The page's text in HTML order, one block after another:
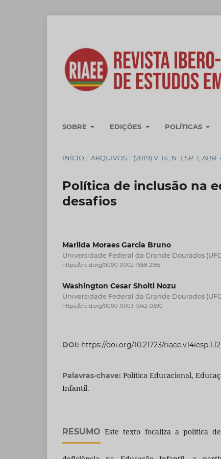
SOBRE EDIÇÕES POLÍTICAS
INÍCIO / ARQUIVOS / (2019) V .14, N. ESP. 1,
Política de inclusão na
desafios
Marilda Moraes Garcia Bruno
Universidade Federal da Grande Dourados
https://orcid.org/0000-0002-1568-2185
Washington Cesar Shoiti Nozu
Universidade Federal da Grande Dourados
https://orcid.org/0000-0003-1942-0390
DOI: https://doi.org/10.21723/
Palavras-chave: Política Educacional,
Infantil.
RESUMO Este texto focaliza a política